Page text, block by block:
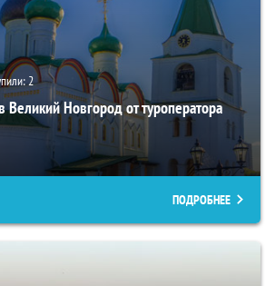
2
Великий Новгород от туроператора
ПОДРОБНЕЕ